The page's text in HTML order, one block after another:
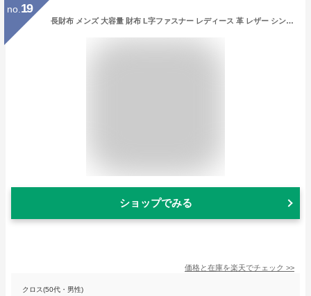
no. 19
長財布 メンズ 大容量 財布 L字ファスナー レディース 革 レザー シンプル 仕分け TIDY 人気 父の日 父の日 プレゼント ギフト ブランド 父の日 ハレルヤ hallelujah
ショップでみる
価格と在庫を楽天でチェック >>
クロス(50代・男性)